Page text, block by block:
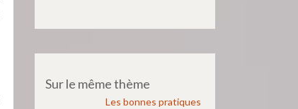
Sur le même thème
Les bonnes pratiques